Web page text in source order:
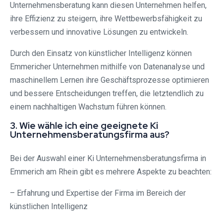
Unternehmensberatung kann diesen Unternehmen helfen,
ihre Effizienz zu steigern, ihre Wettbewerbsfähigkeit zu
verbessern und innovative Lösungen zu entwickeln.
Durch den Einsatz von künstlicher Intelligenz können
Emmericher Unternehmen mithilfe von Datenanalyse und
maschinellem Lernen ihre Geschäftsprozesse optimieren
und bessere Entscheidungen treffen, die letztendlich zu
einem nachhaltigen Wachstum führen können.
3. Wie wähle ich eine geeignete Ki
Unternehmensberatungsfirma aus?
Bei der Auswahl einer Ki Unternehmensberatungsfirma in
Emmerich am Rhein gibt es mehrere Aspekte zu beachten:
– Erfahrung und Expertise der Firma im Bereich der
künstlichen Intelligenz